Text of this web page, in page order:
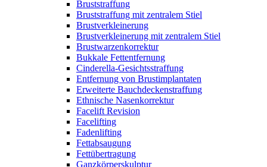
Bruststraffung
Bruststraffung mit zentralem Stiel
Brustverkleinerung
Brustverkleinerung mit zentralem Stiel
Brustwarzenkorrektur
Bukkale Fettentfernung
Cinderella-Gesichtsstraffung
Entfernung von Brustimplantaten
Erweiterte Bauchdeckenstraffung
Ethnische Nasenkorrektur
Facelift Revision
Facelifting
Fadenlifting
Fettabsaugung
Fettübertragung
Ganzkörperskulptur